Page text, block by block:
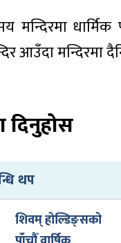
मन्दिरमा
आउँदा मन्दिरमा
दिनुहोस
थप
शिवम् होल्डिङ्सको